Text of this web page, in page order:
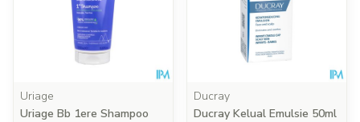
Uriage
Uriage Bb 1ere Shampoo
Ducray
Ducray Kelual Emulsie 50ml